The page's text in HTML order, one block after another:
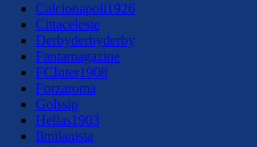
Calcionapoli1926
Cittaceleste
Derbyderbyderby
Fantamagazine
FCInter1908
Forzaroma
Golssip
Hellas1903
Ilmilanista